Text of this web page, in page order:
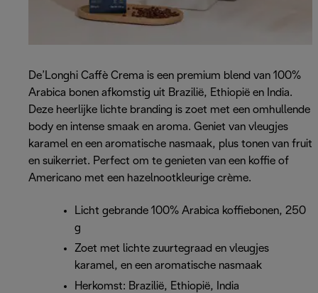
De’Longhi Caffè Crema is een premium blend van 100%
Arabica bonen afkomstig uit Brazilië, Ethiopië en India.
Deze heerlijke lichte branding is zoet met een omhullende
body en intense smaak en aroma. Geniet van vleugjes
karamel en een aromatische nasmaak, plus tonen van fruit
en suikerriet. Perfect om te genieten van een koffie of
Americano met een hazelnootkleurige crème.
Licht gebrande 100% Arabica koffiebonen, 250
g
Zoet met lichte zuurtegraad en vleugjes
karamel, en een aromatische nasmaak
Herkomst: Brazilië, Ethiopië, India